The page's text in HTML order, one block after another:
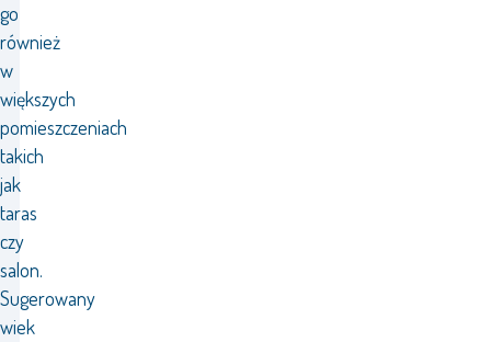
go
również
w
większych
pomieszczeniach
takich
jak
taras
czy
salon.
Sugerowany
wiek